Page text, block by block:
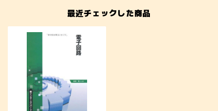
最近チェックした商品